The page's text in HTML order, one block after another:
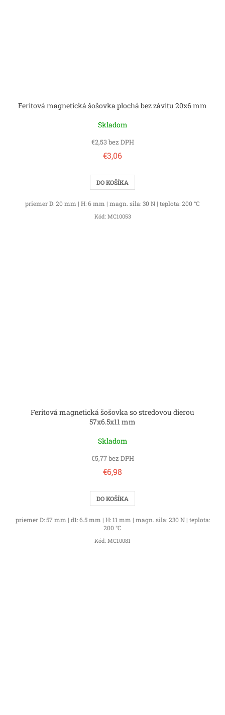
Feritová magnetická šošovka plochá bez závitu 20x6 mm
Skladom
€2,53 bez DPH
€3,06
DO KOŠÍKA
priemer D: 20 mm | H: 6 mm | magn. sila: 30 N | teplota: 200 °C
Kód: MC10053
Feritová magnetická šošovka so stredovou dierou
57x6.5x11 mm
Skladom
€5,77 bez DPH
€6,98
DO KOŠÍKA
priemer D: 57 mm | d1: 6.5 mm | H: 11 mm | magn. sila: 230 N | teplota:
200 °C
Kód: MC10081